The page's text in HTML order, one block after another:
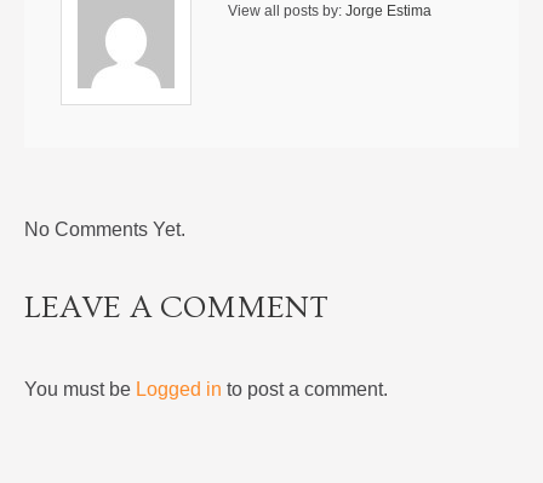
View all posts by: Jorge Estima
No Comments Yet.
LEAVE A COMMENT
You must be Logged in to post a comment.